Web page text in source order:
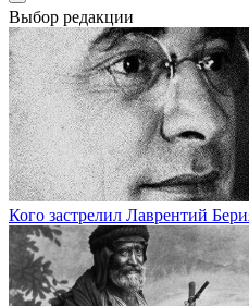
Выбор редакции
Кого застрелил Лаврентий